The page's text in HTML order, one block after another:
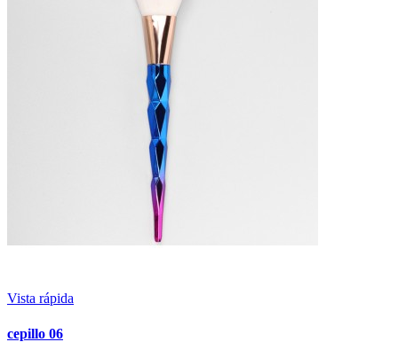
Vista rápida
cepillo 06